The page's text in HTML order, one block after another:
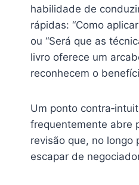
habilidade de
rápidas: “Como
ou “Será que as
livro oferece um
reconhecem o
Um ponto
frequentemente abre
revisão que, no longo
escapar de